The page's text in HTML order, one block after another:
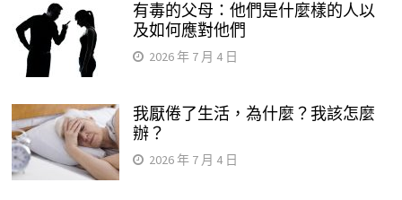
有毒的父母：他們是什麼樣的人以
及如何應對他們
2026 年 7 月 4 日
我厭倦了生活，為什麼？我該怎麼
辦？
2026 年 7 月 4 日